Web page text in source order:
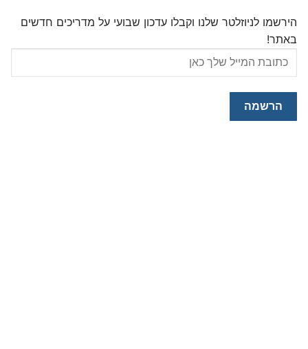
הירשמו לניוזלטר שלנו וקבלו עדכון שבועי על מדריכים חדשים
באתר!